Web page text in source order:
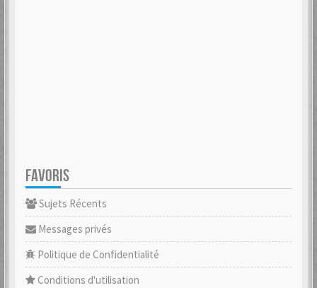
FAVORIS
Sujets Récents
Messages privés
Politique de Confidentialité
Conditions d'utilisation